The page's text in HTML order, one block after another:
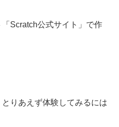
Scratch公式サイト」で作
とりあえず体験してみるには